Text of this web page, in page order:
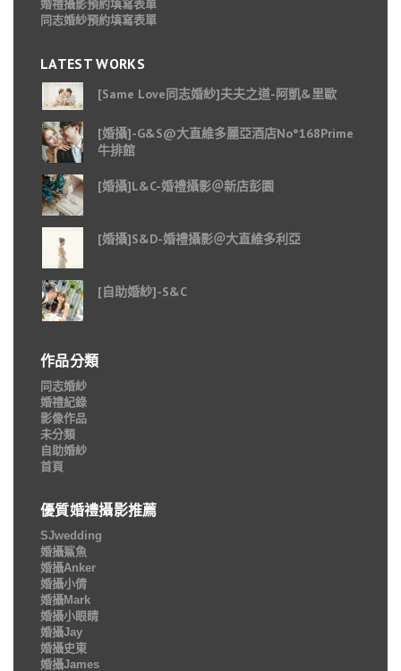
婚禮攝影預約填寫表單
同志婚紗預約填寫表單
LATEST WORKS
[Same Love同志婚紗]夫夫之道-阿凱&里歐
[婚攝]-G&S@大直維多麗亞酒店No°168Prime
牛排館
[婚攝]L&C-婚禮攝影＠新店彭園
[婚攝]S&D-婚禮攝影＠大直維多利亞
[自助婚紗]-S&C
作品分類
同志婚紗
婚禮紀錄
影像作品
未分類
自助婚紗
首頁
優質婚禮攝影推薦
SJwedding
婚攝鯊魚
婚攝Anker
婚攝小倩
婚攝Mark
婚攝小眼睛
婚攝Jay
婚攝史東
婚攝James